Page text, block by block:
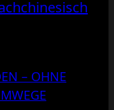
– OHNE